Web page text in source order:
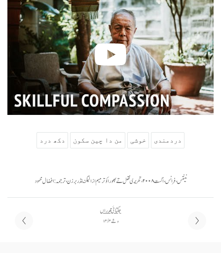
دردمندی خوشی من دا چین سکون دکھ درد
نینتس، فرانس، اگست ۲۰۰۸، تحریری نقل تے بھورا کو ترمیم از الیگزینڈر برزن، ترجمہ: افضال محمود
جگتائی قدراں
وشے ۴ / ۱۴